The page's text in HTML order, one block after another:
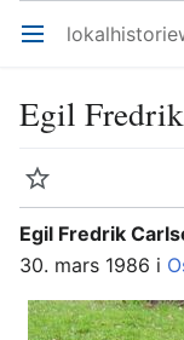
Åpne hovedmenyen
Egil
Overvåk
Egil Fredrik
30. mars 1986 i